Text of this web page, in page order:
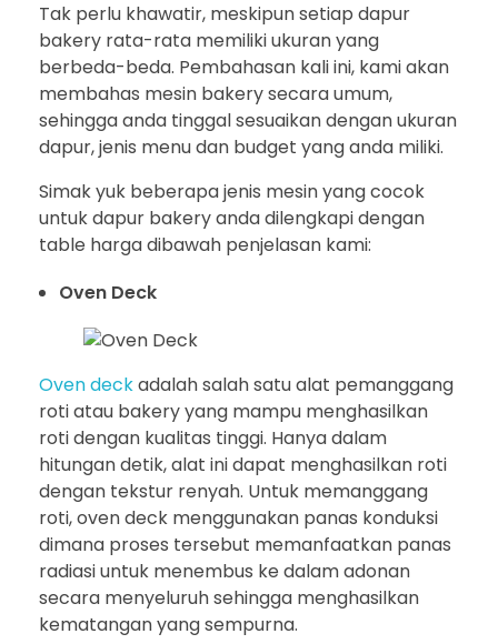
Tak perlu khawatir, meskipun setiap dapur
bakery rata-rata memiliki ukuran yang
berbeda-beda. Pembahasan kali ini, kami akan
membahas mesin bakery secara umum,
sehingga anda tinggal sesuaikan dengan ukuran
dapur, jenis menu dan budget yang anda miliki.
Simak yuk beberapa jenis mesin yang cocok
untuk dapur bakery anda dilengkapi dengan
table harga dibawah penjelasan kami:
Oven Deck
Oven deckadalah salah satu alat pemanggang
roti atau bakery yang mampu menghasilkan
roti dengan kualitas tinggi. Hanya dalam
hitungan detik, alat ini dapat menghasilkan roti
dengan tekstur renyah. Untuk memanggang
roti, oven deck menggunakan panas konduksi
dimana proses tersebut memanfaatkan panas
radiasi untuk menembus ke dalam adonan
secara menyeluruh sehingga menghasilkan
kematangan yang sempurna.